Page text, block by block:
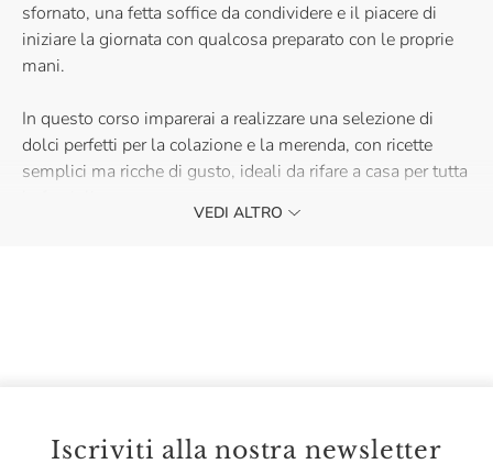
sfornato, una fetta soffice da condividere e il piacere di
iniziare la giornata con qualcosa preparato con le proprie
mani.
In questo corso imparerai a realizzare una selezione di
dolci perfetti per la colazione e la merenda, con ricette
semplici ma ricche di gusto, ideali da rifare a casa per tutta
Mini chiffon cake
*Il menù può subire variazioni
VEDI ALTRO
Iscriviti alla nostra newsletter